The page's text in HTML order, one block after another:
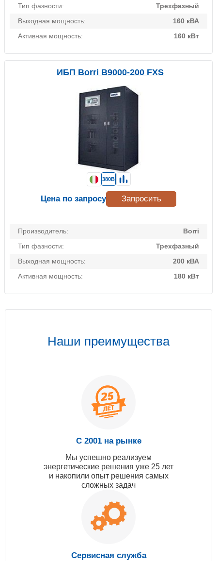
Тип фазности:
Трехфазный
Выходная мощность:
160 кВА
Активная мощность:
160 кВт
ИБП Borri B9000-200 FXS
Производитель:
Borri
Тип фазности:
Трехфазный
Выходная мощность:
200 кВА
Активная мощность:
180 кВт
380В
Цена по запросу Запросить
Наши преимущества
С 2001 на рынке
Мы успешно реализуем
энергетические решения уже 25 лет
и накопили опыт решения самых
сложных задач
Сервисная служба